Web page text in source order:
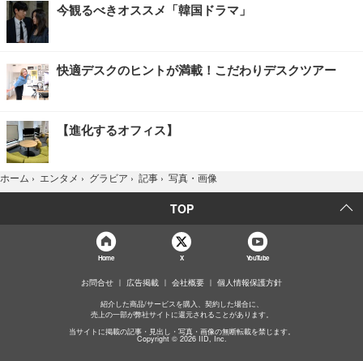
今観るべきオススメ「韓国ドラマ」
快適デスクのヒントが満載！こだわりデスクツアー
【進化するオフィス】
ホーム › エンタメ › グラビア › 記事 › 写真・画像
TOP
Home X YouTube
お問合せ 広告掲載 会社概要 個人情報保護方針
紹介した商品/サービスを購入、契約した場合に、
売上の一部が弊社サイトに還元されることがあります。
当サイトに掲載の記事・見出し・写真・画像の無断転載を禁じます。
Copyright © 2026 IID, Inc.